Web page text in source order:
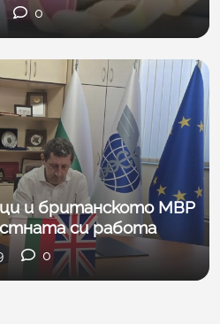
0
и британското МВР
си работа
0